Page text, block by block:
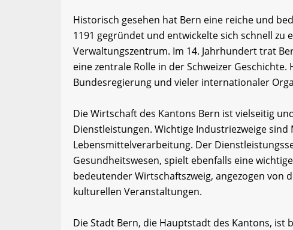
Historisch gesehen hat Bern eine reiche und
1191 gegründet und entwickelte sich schnell zu
Verwaltungszentrum. Im 14. Jahrhundert trat
eine zentrale Rolle in der Schweizer Geschichte.
Bundesregierung und vieler internationaler
Die Wirtschaft des Kantons Bern ist vielseitig
Dienstleistungen. Wichtige Industriezweige
Lebensmittelverarbeitung. Der
Gesundheitswesen, spielt ebenfalls eine
bedeutender Wirtschaftszweig, angezogen von
kulturellen Veranstaltungen.
Die Stadt Bern, die Hauptstadt des Kantons,